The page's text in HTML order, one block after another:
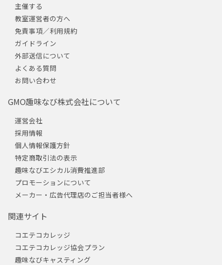
主催する
教室運営者の方へ
免責事項／利用規約
ガイドライン
外部送信について
よくある質問
お問い合わせ
GMO趣味なび株式会社について
運営会社
採用情報
個人情報保護方針
特定商取引法の表示
趣味なびエシカル消費推進部
プロモーションについて
メーカー・広告代理店のご担当者様へ
関連サイト
コエテコカレッジ
コエテコカレッジ協会プラン
趣味なびキャスティング